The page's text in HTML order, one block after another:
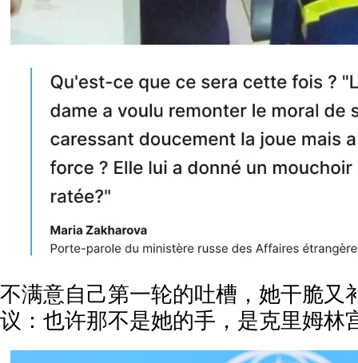
不满意自己第一轮的吐槽，她干脆又
议：也许那不是她的手，是克里姆林